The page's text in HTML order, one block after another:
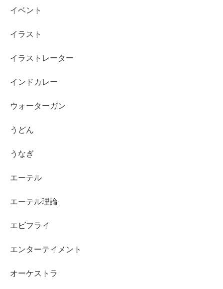
イベント
イラスト
イラストレーター
インドカレー
ウォーターガン
うどん
うなぎ
エーテル
エーテル理論
エビフライ
エンターテイメント
オーケストラ